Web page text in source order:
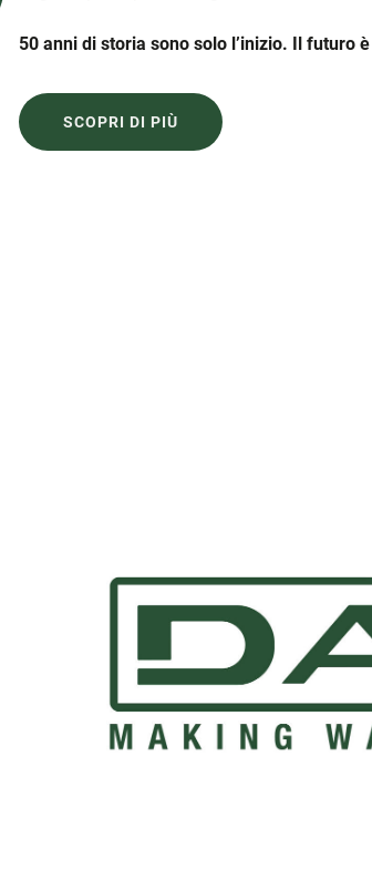
50 anni di storia sono solo l’inizio. Il futuro
SCOPRI DI PIÙ